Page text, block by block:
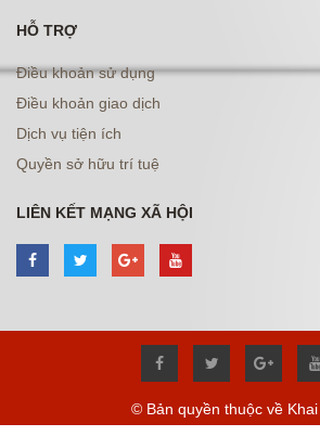
HỖ TRỢ
Điều khoản sử dụng
Điều khoản giao dịch
Dịch vụ tiện ích
Quyền sở hữu trí tuệ
LIÊN KẾT MẠNG XÃ HỘI
© Bản quyền thuộc về